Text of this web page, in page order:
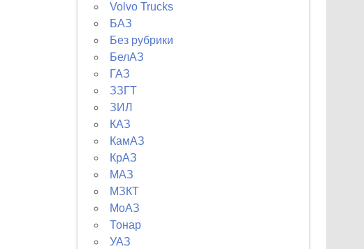
Volvo Trucks
БАЗ
Без рубрики
БелАЗ
ГАЗ
ЗЗГТ
ЗИЛ
КАЗ
КамАЗ
КрАЗ
МАЗ
МЗКТ
МоАЗ
Тонар
УАЗ